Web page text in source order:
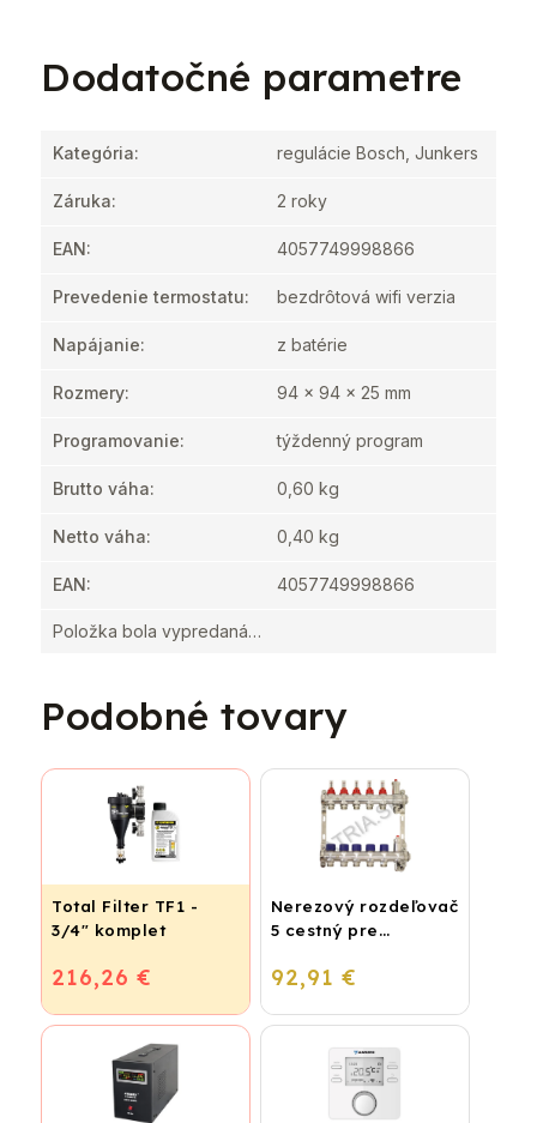
Dodatočné parametre
Kategória: regulácie Bosch, Junkers
Záruka: 2 roky
EAN: 4057749998866
Prevedenie termostatu: bezdrôtová wifi verzia
Napájanie: z batérie
Rozmery: 94 x 94 x 25 mm
Programovanie: týždenný program
Brutto váha: 0,60 kg
Netto váha: 0,40 kg
EAN: 4057749998866
Položka bola vypredaná…
Podobné tovary
Total Filter TF1 -
3/4" komplet
216,26 €
Nerezový rozdeľovač
5 cestný pre
vykurovanie
92,91 €